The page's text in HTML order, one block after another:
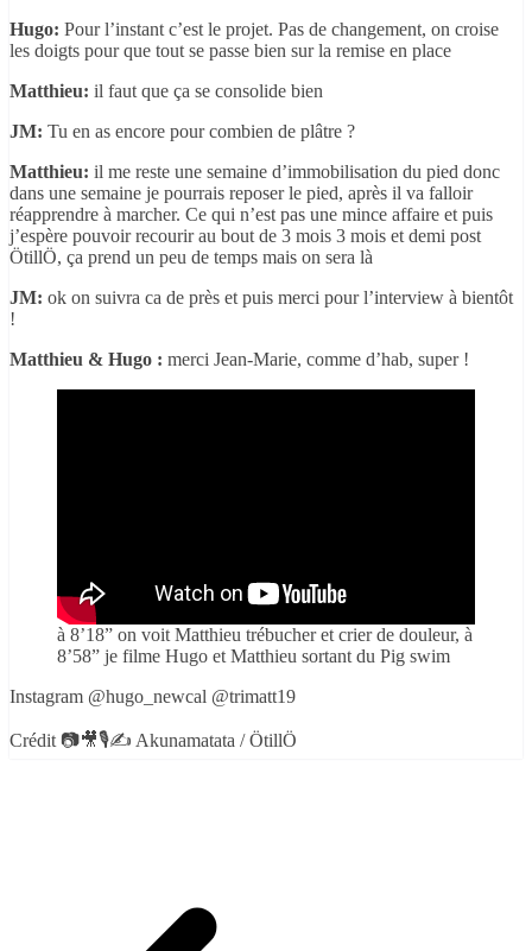
Hugo: Pour l’instant c’est le projet. Pas de changement, on croise
les doigts pour que tout se passe bien sur la remise en place
Matthieu: il faut que ça se consolide bien
JM: Tu en as encore pour combien de plâtre ?
Matthieu: il me reste une semaine d’immobilisation du pied donc
dans une semaine je pourrais reposer le pied, après il va falloir
réapprendre à marcher. Ce qui n’est pas une mince affaire et puis
j’espère pouvoir recourir au bout de 3 mois 3 mois et demi post
ÖtillÖ, ça prend un peu de temps mais on sera là
JM: ok on suivra ca de près et puis merci pour l’interview à bientôt
!
Matthieu & Hugo : merci Jean-Marie, comme d’hab, super !
à 8’18” on voit Matthieu trébucher et crier de douleur, à
8’58” je filme Hugo et Matthieu sortant du Pig swim
Instagram @hugo_newcal @trimatt19
Crédit 📷🎥🎙️✍️ Akunamatata / ÖtillÖ